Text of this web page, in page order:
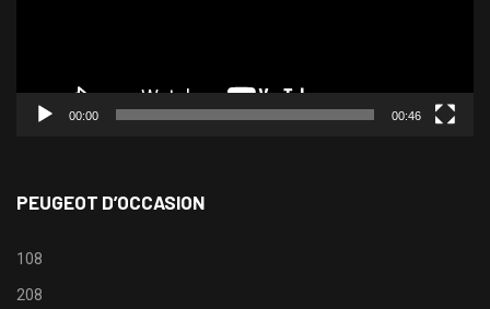
00:00 00:46
PEUGEOT D’OCCASION
108
208